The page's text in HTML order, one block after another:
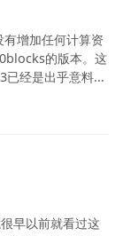
增加任何计算资
的版本。这
已经是出乎意料...
早以前就看过这